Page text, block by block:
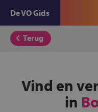
De VO Gids
Terug
Vind en
in